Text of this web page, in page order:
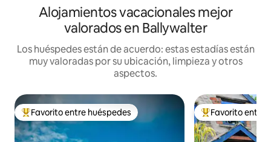
Alojamientos vacacionales mejor
valorados en Ballywalter
Los huéspedes están de acuerdo: estas estadías están
muy valoradas por su ubicación, limpieza y otros
aspectos.
Favorito entre huéspedes preferido
Favorito entre huéspedes Favorito entre
Favorito entre